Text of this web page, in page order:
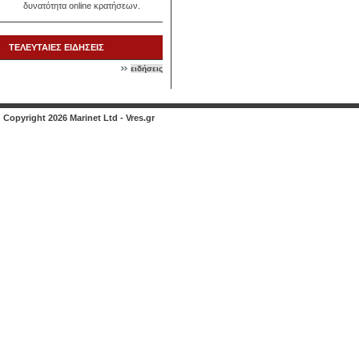
δυνατότητα online κρατήσεων.
ΤΕΛΕΥΤΑΙΕΣ ΕΙΔΗΣΕΙΣ
ειδήσεις
Copyright 2026 Marinet Ltd - Vres.gr